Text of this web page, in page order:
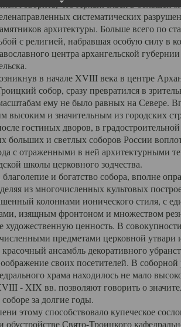
говорить, что Архангельск в большей
систематических
архитектуры. Больше всего по
с религией, набравшая особую силу в
центра архангельской
начале XVIII века в центре
собор, сразу превратился в
ему не было равных на Севере.
высоким и значительным из городских
гостиных дворов, в
больших и светлых соборов России
с отраженными в ней архитектурными
школы церковного зодчества.
и богатство собора, вполне
из многочисленных культовых
колоннами ионического стиля, с
изящным фронтоном и множеством
художественную ценность. В
предметами церковной утвари
ансамбль декоративного
своих посетителей. В соборной
храма находилось не мало
- XIX вв. позволяют говорить о
за долгие годы.
этому способствовало купеческое
обустройстве Свято-Троицкого